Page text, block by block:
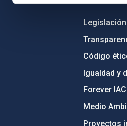
Legislación
Código
Igualdad y
Forever IAC
Medio
Proyectos